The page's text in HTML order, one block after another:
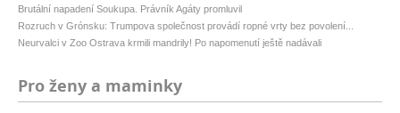
Brutální napadení Soukupa. Právník Agáty promluvil
Rozruch v Grónsku: Trumpova společnost provádí ropné vrty bez povolení...
Neurvalci v Zoo Ostrava krmili mandrily! Po napomenutí ještě nadávali
Pro ženy a maminky